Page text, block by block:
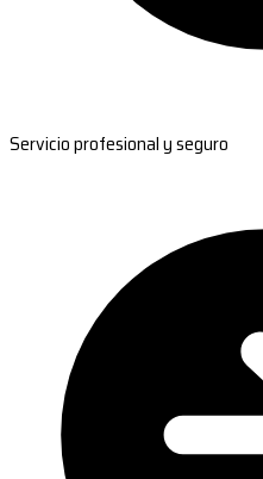
Servicio profesional y seguro